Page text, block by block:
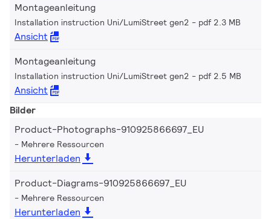
Montageanleitung
Installation instruction Uni/LumiStreet gen2 pdf 2.3 MB
Ansicht
Montageanleitung
Installation instruction Uni/LumiStreet gen2 pdf 2.5 MB
Ansicht
Bilder
Product-Photographs-910925866697_EU
Mehrere Ressourcen
Herunterladen
Product-Diagrams-910925866697_EU
Mehrere Ressourcen
Herunterladen